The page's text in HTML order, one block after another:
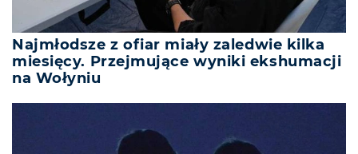
Najmłodsze z ofiar miały zaledwie kilka
miesięcy. Przejmujące wyniki ekshumacji
na Wołyniu